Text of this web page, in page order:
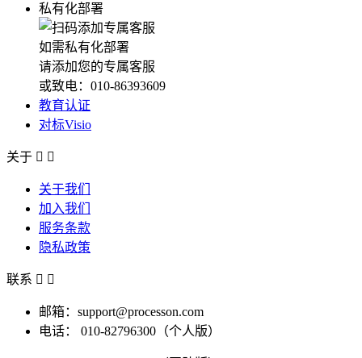
私有化部署
如需私有化部署
请添加您的专属客服
或致电：010-86393609
教育认证
对标Visio
关于  
关于我们
加入我们
服务条款
隐私政策
联系  
邮箱：support@processon.com
电话：
010-82796300（个人版）